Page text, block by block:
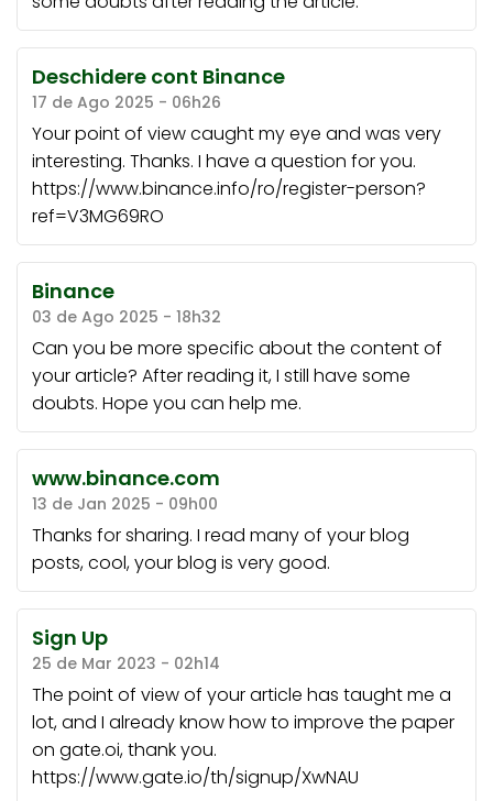
Deschidere cont Binance
17 de Ago 2025 - 06h26
Your point of view caught my eye and was very
interesting. Thanks. I have a question for you.
https://www.binance.info/ro/register-person?
ref=V3MG69RO
Binance
03 de Ago 2025 - 18h32
Can you be more specific about the content of
your article? After reading it, I still have some
doubts. Hope you can help me.
www.binance.com
13 de Jan 2025 - 09h00
Thanks for sharing. I read many of your blog
posts, cool, your blog is very good.
Sign Up
25 de Mar 2023 - 02h14
The point of view of your article has taught me a
lot, and I already know how to improve the paper
on gate.oi, thank you.
https://www.gate.io/th/signup/XwNAU